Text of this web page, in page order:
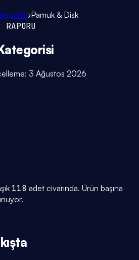
›Pamuk & Disk
RAPORU
3 Ağustos 2026
118 adet civarında. Ürün başına